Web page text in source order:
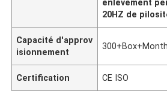
enlèvement
20HZ de
Capacité d'approv
isionnement
300+Box+Month
Certification CE ISO